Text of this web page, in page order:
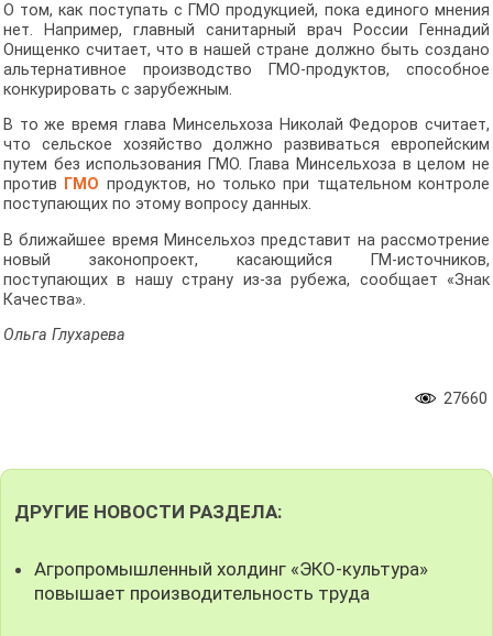
О том, как поступать с ГМО продукцией, пока единого мнения
нет. Например, главный санитарный врач России Геннадий
Онищенко считает, что в нашей стране должно быть создано
альтернативное производство ГМО-продуктов, способное
конкурировать с зарубежным.
В то же время глава Минсельхоза Николай Федоров считает,
что сельское хозяйство должно развиваться европейским
путем без использования ГМО. Глава Минсельхоза в целом не
против ГМО продуктов, но только при тщательном контроле
поступающих по этому вопросу данных.
В ближайшее время Минсельхоз представит на рассмотрение
новый законопроект, касающийся ГМ-источников,
поступающих в нашу страну из-за рубежа, сообщает «Знак
Качества».
Ольга Глухарева
27660
ДРУГИЕ НОВОСТИ РАЗДЕЛА:
Агропромышленный холдинг «ЭКО-культура»
повышает производительность труда